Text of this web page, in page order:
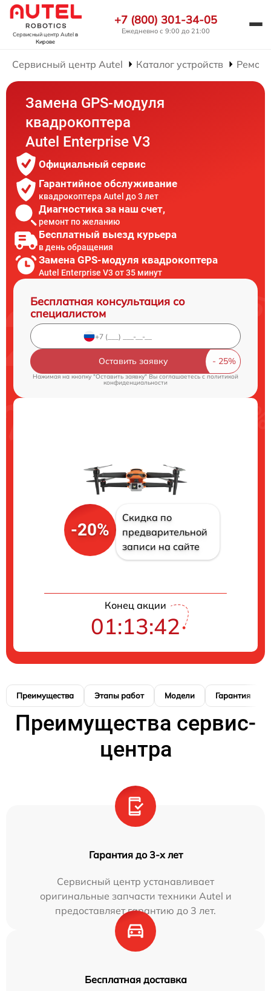
Сервисный центр Autelв
Кирове
+7 (800) 301-34-05
Ежедневно с 9:00 до 21:00
Сервисный центр Autel Каталог устройств
Замена GPS-модуля
квадрокоптера
Autel Enterprise V3
Официальный сервис
Гарантийное обслуживание
квадрокоптера Autel до 3 лет
Диагностика за наш счет,
ремонт по желанию
Бесплатный выезд курьера
в день обращения
Замена GPS-модуля квадрокоптера
Autel Enterprise V3 от 35 минут
Бесплатная консультация со
специалистом
Оставить заявку
Нажимая на кнопку "Оставить заявку" Вы соглашаетесь c политикой
конфиденциальности
-20%
Скидка по
предварительной
записи на сайте
Конец акции
01:13:42
Преимущества Этапы работ Модели Гарантия
Преимущества сервис-
центра
Гарантия до 3-х лет
Сервисный центр устанавливает
оригинальные запчасти техники Autel и
предоставляет гарантию до 3 лет.
Бесплатная доставка